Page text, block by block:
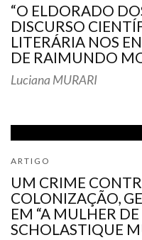
“O ELDORADO
DISCURSO
LITERÁRIA NOS
DE RAIMUNDO
Luciana MURARI
ARTIGO
UM CRIME
COLONIZAÇÃO,
EM “A MULHER DE
SCHOLASTIQUE